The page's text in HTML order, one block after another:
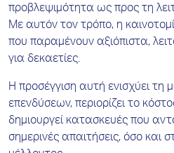
προβλεψιμότητα ως προς τη
Με αυτόν τον τρόπο, η
που παραμένουν αξιόπιστα,
για δεκαετίες.
Η προσέγγιση αυτή ενισχύει τη
επενδύσεων, περιορίζει το
δημιουργεί κατασκευές που
σημερινές απαιτήσεις, όσο και